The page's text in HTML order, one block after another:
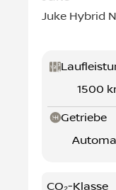
Juke Hybrid
1500
Getriebe
CO₂-Klasse